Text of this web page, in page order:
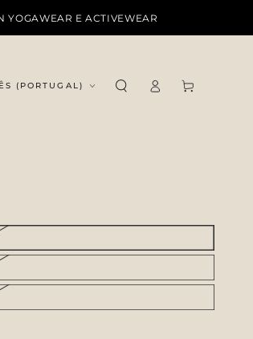
YOGAWEAR E ACTIVEWEAR
(PORTUGAL)
Iniciar Carrinho